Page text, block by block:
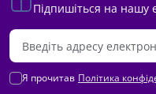
Підпишіться на нашу
Я прочитав Політика